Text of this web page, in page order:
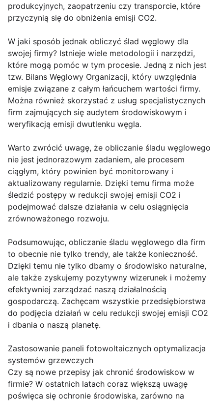
produkcyjnych, zaopatrzeniu czy transporcie, które
przyczynią się do obniżenia emisji CO2.
W jaki sposób jednak obliczyć ślad węglowy dla
swojej firmy? Istnieje wiele metodologii i narzędzi,
które mogą pomóc w tym procesie. Jedną z nich jest
tzw. Bilans Węglowy Organizacji, który uwzględnia
emisje związane z całym łańcuchem wartości firmy.
Można również skorzystać z usług specjalistycznych
firm zajmujących się audytem środowiskowym i
weryfikacją emisji dwutlenku węgla.
Warto zwrócić uwagę, że obliczanie śladu węglowego
nie jest jednorazowym zadaniem, ale procesem
ciągłym, który powinien być monitorowany i
aktualizowany regularnie. Dzięki temu firma może
śledzić postępy w redukcji swojej emisji CO2 i
podejmować dalsze działania w celu osiągnięcia
zrównoważonego rozwoju.
Podsumowując, obliczanie śladu węglowego dla firm
to obecnie nie tylko trendy, ale także konieczność.
Dzięki temu nie tylko dbamy o środowisko naturalne,
ale także zyskujemy pozytywny wizerunek i możemy
efektywniej zarządzać naszą działalnością
gospodarczą. Zachęcam wszystkie przedsiębiorstwa
do podjęcia działań w celu redukcji swojej emisji CO2
i dbania o naszą planetę.
Zastosowanie paneli fotowoltaicznych optymalizacja
systemów grzewczych
Czy są nowe przepisy jak chronić środowiskow w
firmie? W ostatnich latach coraz większą uwagę
poświęca się ochronie środowiska, zarówno na